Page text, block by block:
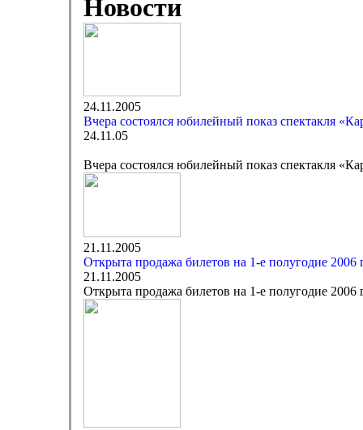
Новости
24.11.2005
Вчера состоялся юбилейный показ спектакля
24.11.05
Вчера состоялся юбилейный показ спектакля
21.11.2005
Открыта продажа билетов на 1-е полугодие 2006
21.11.2005
Открыта продажа билетов на 1-е полугодие 2006